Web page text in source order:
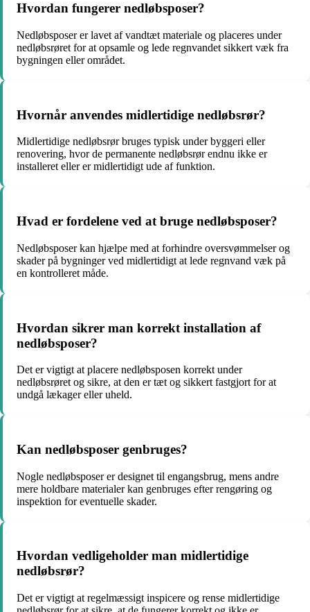
Hvordan fungerer nedløbsposer?
Nedløbsposer er lavet af vandtæt materiale og placeres under
nedløbsrøret for at opsamle og lede regnvandet sikkert væk fra
bygningen eller området.
Hvornår anvendes midlertidige nedløbsrør?
Midlertidige nedløbsrør bruges typisk under byggeri eller
renovering, hvor de permanente nedløbsrør endnu ikke er
installeret eller er midlertidigt ude af funktion.
Hvad er fordelene ved at bruge nedløbsposer?
Nedløbsposer kan hjælpe med at forhindre oversvømmelser og
skader på bygninger ved midlertidigt at lede regnvand væk på
en kontrolleret måde.
Hvordan sikrer man korrekt installation af
nedløbsposer?
Det er vigtigt at placere nedløbsposen korrekt under
nedløbsrøret og sikre, at den er tæt og sikkert fastgjort for at
undgå lækager eller uheld.
Kan nedløbsposer genbruges?
Nogle nedløbsposer er designet til engangsbrug, mens andre
mere holdbare materialer kan genbruges efter rengøring og
inspektion for eventuelle skader.
Hvordan vedligeholder man midlertidige
nedløbsrør?
Det er vigtigt at regelmæssigt inspicere og rense midlertidige